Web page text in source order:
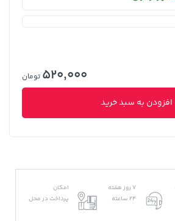
520,000 تومان
افزودن به سبد خرید
7 روز هفته
24 ساعته
امکان
پرداخت در محل